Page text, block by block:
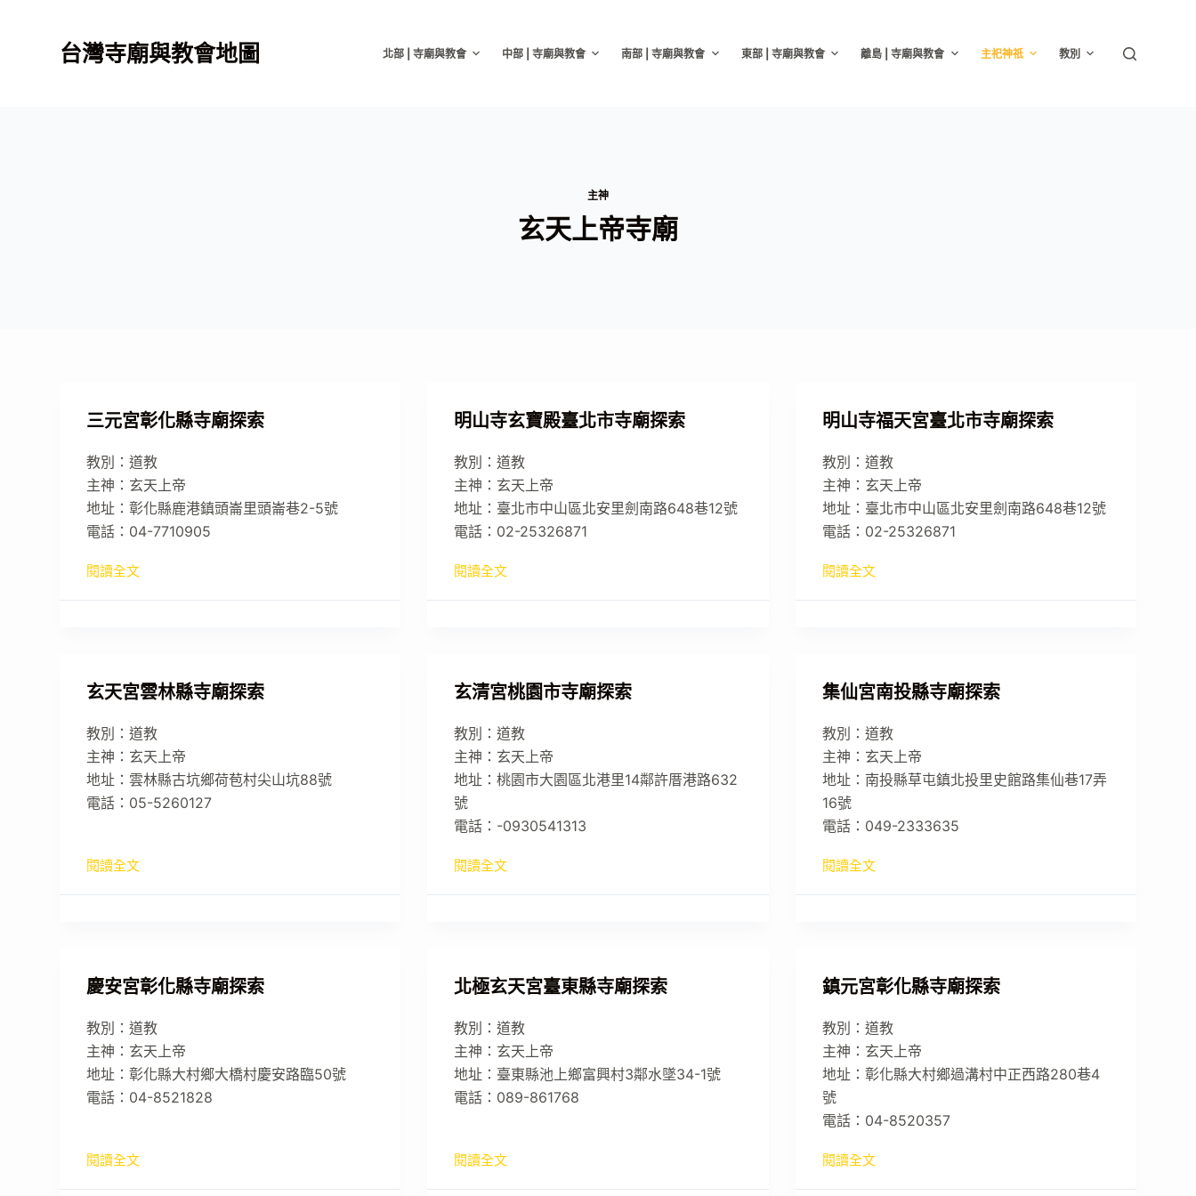
台灣寺廟與教會地圖 北部 | 寺廟與教會 中部 | 寺廟與教會 南部 | 寺廟與教會 東部 | 寺廟與教會 離島 | 寺廟與教會 主祀神祇 教別
主神
玄天上帝寺廟
三元宮彰化縣寺廟探索
教別：道教
主神：玄天上帝
地址：彰化縣鹿港鎮頭崙里頭崙巷2-5號
電話：04-7710905
閱讀全文
明山寺玄寶殿臺北市寺廟探索
教別：道教
主神：玄天上帝
地址：臺北市中山區北安里劍南路648巷12號
電話：02-25326871
閱讀全文
明山寺福天宮臺北市寺廟探索
教別：道教
主神：玄天上帝
地址：臺北市中山區北安里劍南路648巷12號
電話：02-25326871
閱讀全文
玄天宮雲林縣寺廟探索
教別：道教
主神：玄天上帝
地址：雲林縣古坑鄉荷苞村尖山坑88號
電話：05-5260127
閱讀全文
玄清宮桃園市寺廟探索
教別：道教
主神：玄天上帝
地址：桃園市大園區北港里14鄰許厝港路632
號
電話：-0930541313
閱讀全文
集仙宮南投縣寺廟探索
教別：道教
主神：玄天上帝
地址：南投縣草屯鎮北投里史館路集仙巷17弄
16號
電話：049-2333635
閱讀全文
慶安宮彰化縣寺廟探索
教別：道教
主神：玄天上帝
地址：彰化縣大村鄉大橋村慶安路臨50號
電話：04-8521828
閱讀全文
北極玄天宮臺東縣寺廟探索
教別：道教
主神：玄天上帝
地址：臺東縣池上鄉富興村3鄰水墜34-1號
電話：089-861768
閱讀全文
鎮元宮彰化縣寺廟探索
教別：道教
主神：玄天上帝
地址：彰化縣大村鄉過溝村中正西路280巷4
號
電話：04-8520357
閱讀全文